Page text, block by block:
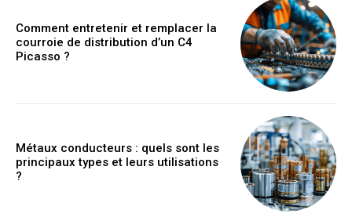
Comment entretenir et remplacer la
courroie de distribution d’un C4
Picasso ?
Métaux conducteurs : quels sont les
principaux types et leurs utilisations
?